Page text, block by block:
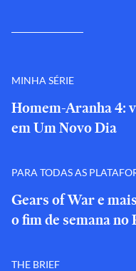
MINHA SÉRIE
Homem-Aranha 4:
em Um Novo Dia
PARA TODAS AS
Gears of War e
o fim de semana no
THE BRIEF